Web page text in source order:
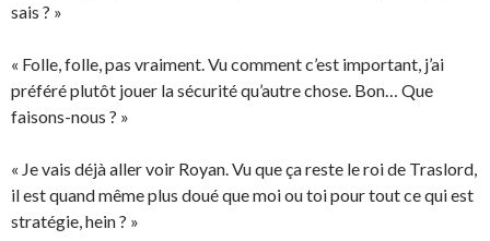
sais ? »
« Folle, folle, pas vraiment. Vu comment c’est important, j’ai
préféré plutôt jouer la sécurité qu’autre chose. Bon… Que
faisons-nous ? »
« Je vais déjà aller voir Royan. Vu que ça reste le roi de Traslord,
il est quand même plus doué que moi ou toi pour tout ce qui est
stratégie, hein ? »